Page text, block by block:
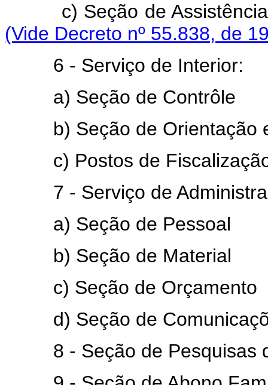
c) Seção de Assistência
(Vide Decreto nº 55.838, de
6 - Serviço de Interior:
a) Seção de Contrôle
b) Seção de Orientação e
c) Postos de
7 - Serviço de
a) Seção de Pessoal
b) Seção de Material
c) Seção de Orçamento
d) Seção de
8 - Seção de Pesquisas